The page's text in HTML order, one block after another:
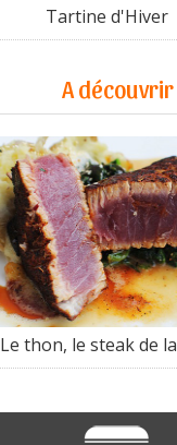
Tartine d'Hiver
A découvrir
Le thon, le steak de